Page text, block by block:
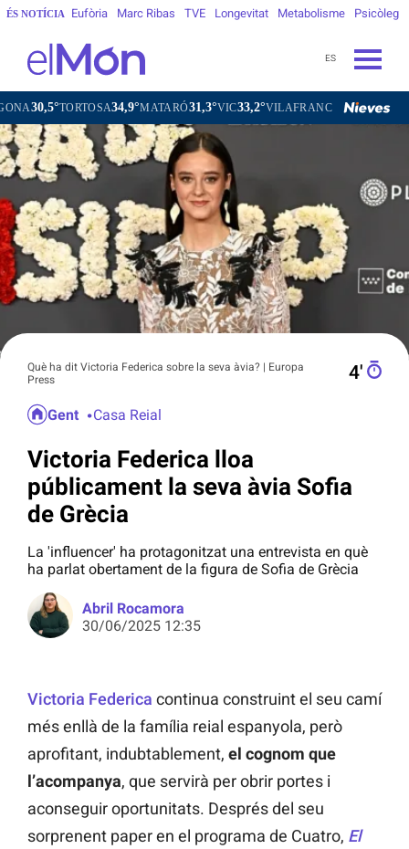
ÉS NOTÍCIA Eufòria Marc Ribas TVE Longevitat Metabolisme Psicòleg
ES
30,5°TORTOSA34,9°MATARÓ31,3°VIC33,2°VILAFRANCA DEL PENEDÈS
Què ha dit Victoria Federica sobre la seva àvia? | Europa
Press
4′
Gent Casa Reial
Victoria Federica lloa
públicament la seva àvia Sofia
de Grècia
La 'influencer' ha protagonitzat una entrevista en què
ha parlat obertament de la figura de Sofia de Grècia
Abril Rocamora
30/06/2025 12:35
Victoria Federica continua construint el seu camí
més enllà de la família reial espanyola, però
aprofitant, indubtablement, el cognom que
l’acompanya, que servirà per obrir portes i
aconseguir oportunitats. Després del seu
sorprenent paper en el programa de Cuatro, El